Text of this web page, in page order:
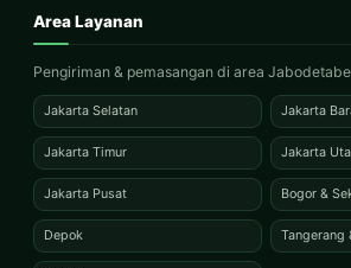
Area Layanan
Pengiriman & pemasangan di area
Jakarta Selatan Jakarta
Jakarta Timur Jakarta
Jakarta Pusat Bogor &
Depok Tangerang